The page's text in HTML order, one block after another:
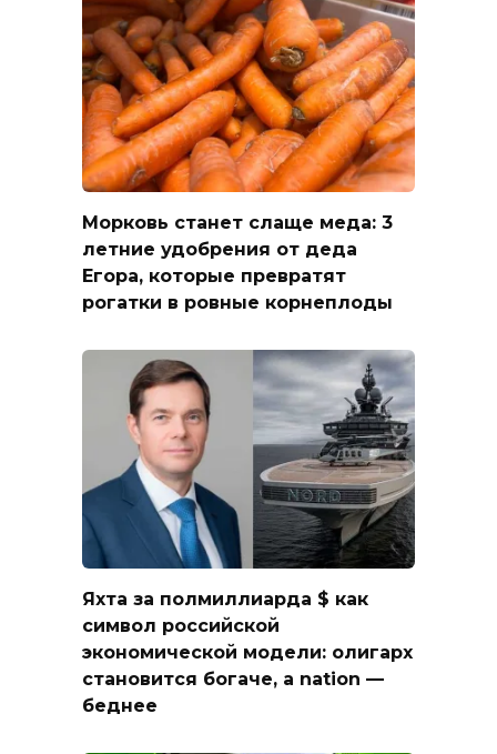
Морковь станет слаще меда: 3
летние удобрения от деда
Егора, которые превратят
рогатки в ровные корнеплоды
Яхта за полмиллиарда $ как
символ российской
экономической модели: олигарх
становится богаче, а nation —
беднее